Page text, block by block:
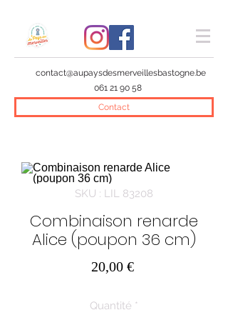
contact@aupaysdesmerveillesbastogne.be
061 21 90 58
Contact
SKU : LIL 83208
Combinaison renarde
Alice (poupon 36 cm)
20,00 €Prix
Quantité *